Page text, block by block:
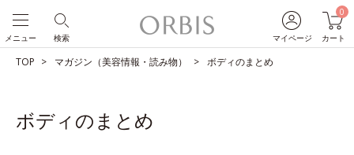
マイページ
0
カート
検索
メニュー
TOP マガジン（美容情報・読み物） ボディのまとめ
ボディのまとめ